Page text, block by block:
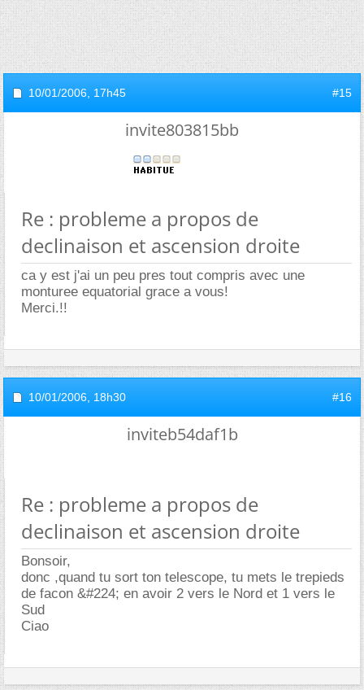
10/01/2006, 17h45 #15
invite803815bb
Re : probleme a propos de
declinaison et ascension droite
ca y est j'ai un peu pres tout compris avec une
monturee equatorial grace a vous!
Merci.!!
10/01/2006, 18h30 #16
inviteb54daf1b
Re : probleme a propos de
declinaison et ascension droite
Bonsoir,
donc ,quand tu sort ton telescope, tu mets le trepieds
de facon &#224; en avoir 2 vers le Nord et 1 vers le
Sud
Ciao